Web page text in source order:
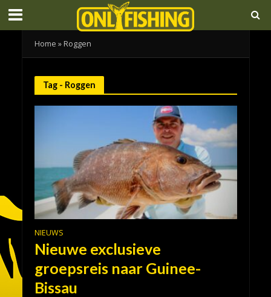
Home » Roggen
Tag - Roggen
NIEUWS
Nieuwe exclusieve
groepsreis naar Guinee-
Bissau